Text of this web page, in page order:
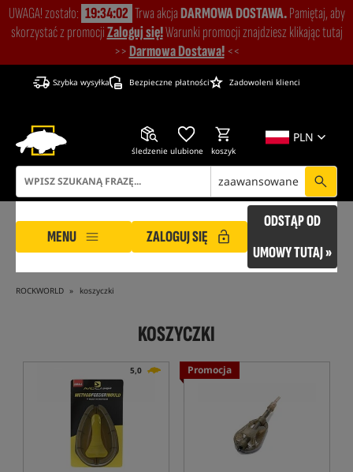
UWAGA! zostało: 19:34:01 Trwa akcjaDARMOWA DOSTAWA.Pamiętaj, aby
skorzystać z promocjiZaloguj się!Warunki promocji znajdziesz klikając tutaj
>>Darmowa Dostawa! <<
Szybka wysyłka Bezpieczne płatności Zadowoleni klienci
PLN
śledzenie ulubione koszyk
zaawansowane
MENU ZALOGUJ SIĘ
ODSTĄP OD
UMOWY TUTAJ »
ROCKWORLD koszyczki
KOSZYCZKI
5,0 Promocja